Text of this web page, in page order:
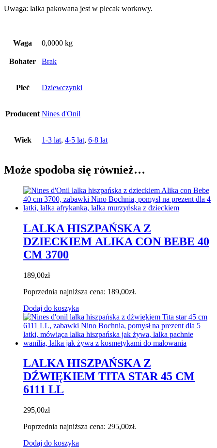
Uwaga: lalka pakowana jest w plecak workowy.
Waga 0,0000 kg
Bohater Brak
Płeć Dziewczynki
Producent Nines d'Onil
Wiek 1-3 lat, 4-5 lat, 6-8 lat
Może spodoba się również…
LALKA HISZPAŃSKA Z
DZIECKIEM ALIKA CON BEBE 40
CM 3700
189,00zł
Poprzednia najniższa cena: 189,00zł.
Dodaj do koszyka
LALKA HISZPAŃSKA Z
DŹWIĘKIEM TITA STAR 45 CM
6111 LL
295,00zł
Poprzednia najniższa cena: 295,00zł.
Dodaj do koszyka